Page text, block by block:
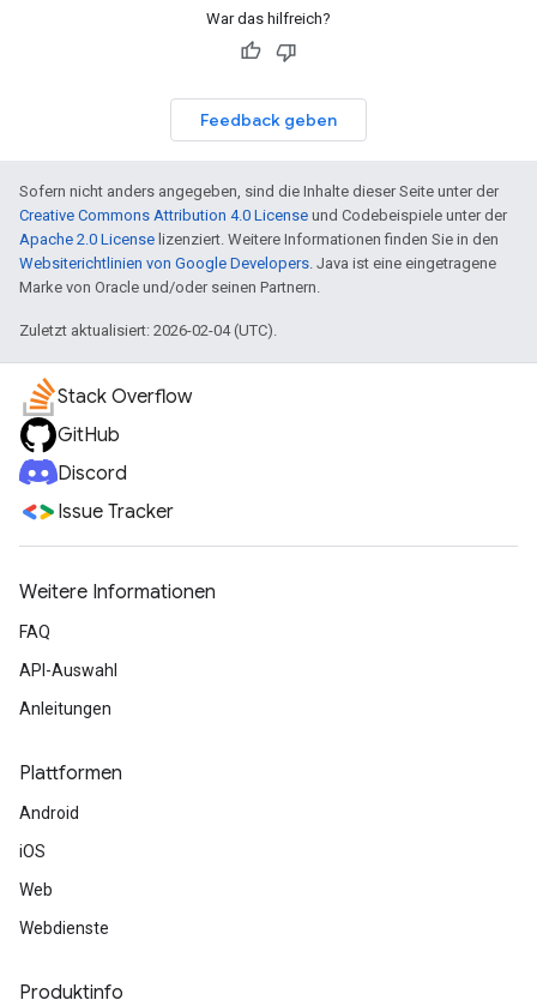
War das hilfreich?
Feedback geben
Sofern nicht anders angegeben, sind die Inhalte dieser Seite unter der
Creative Commons Attribution 4.0 License und Codebeispiele unter der
Apache 2.0 License lizenziert. Weitere Informationen finden Sie in den
Websiterichtlinien von Google Developers. Java ist eine eingetragene
Marke von Oracle und/oder seinen Partnern.
Zuletzt aktualisiert: 2026-02-04 (UTC).
Stack Overflow
GitHub
Discord
Issue Tracker
Weitere Informationen
FAQ
API-Auswahl
Anleitungen
Plattformen
Android
iOS
Web
Webdienste
Produktinfo